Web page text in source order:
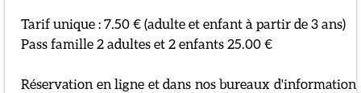
Tarif unique : 7.50 € (adulte et enfant à partir de 3 ans)
Pass famille 2 adultes et 2 enfants 25.00 €
Réservation en ligne et dans nos bureaux d'information